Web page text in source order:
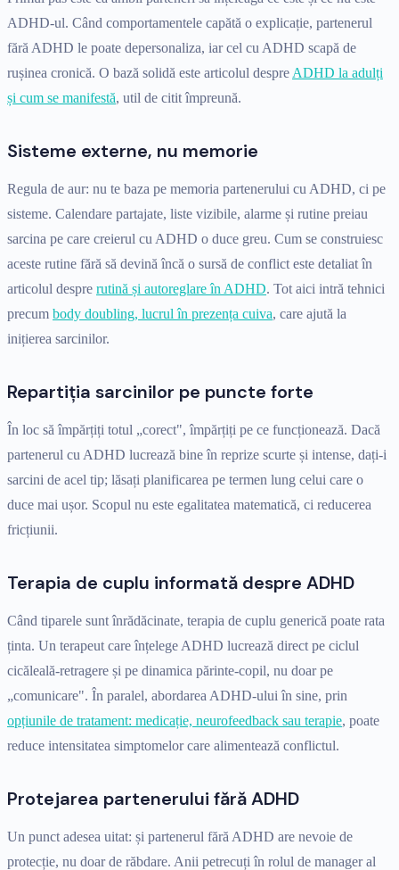
ADHD-ul. Când comportamentele capătă o explicație, partenerul
fără ADHD le poate depersonaliza, iar cel cu ADHD scapă de
rușinea cronică. O bază solidă este articolul despre ADHD la adulți
și cum se manifestă, util de citit împreună.
Sisteme externe, nu memorie
Regula de aur: nu te baza pe memoria partenerului cu ADHD, ci pe
sisteme. Calendare partajate, liste vizibile, alarme și rutine preiau
sarcina pe care creierul cu ADHD o duce greu. Cum se construiesc
aceste rutine fără să devină încă o sursă de conflict este detaliat în
articolul despre rutină și autoreglare în ADHD. Tot aici intră tehnici
precum body doubling, lucrul în prezența cuiva, care ajută la
inițierea sarcinilor.
Repartiția sarcinilor pe puncte forte
În loc să împărțiți totul „corect", împărțiți pe ce funcționează. Dacă
partenerul cu ADHD lucrează bine în reprize scurte și intense, dați-i
sarcini de acel tip; lăsați planificarea pe termen lung celui care o
duce mai ușor. Scopul nu este egalitatea matematică, ci reducerea
fricțiunii.
Terapia de cuplu informată despre ADHD
Când tiparele sunt înrădăcinate, terapia de cuplu generică poate rata
ținta. Un terapeut care înțelege ADHD lucrează direct pe ciclul
cicăleală-retragere și pe dinamica părinte-copil, nu doar pe
„comunicare". În paralel, abordarea ADHD-ului în sine, prin
opțiunile de tratament: medicație, neurofeedback sau terapie, poate
reduce intensitatea simptomelor care alimentează conflictul.
Protejarea partenerului fără ADHD
Un punct adesea uitat: și partenerul fără ADHD are nevoie de
protecție, nu doar de răbdare. Anii petrecuți în rolul de manager al